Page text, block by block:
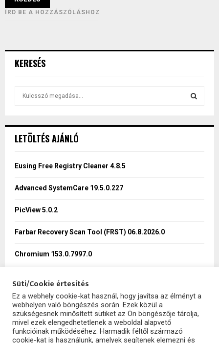
ÍRD BE A HOZZÁSZÓLÁSHOZ
KERESÉS
h
o
LETÖLTÉS AJÁNLÓ
Eusing Free Registry Cleaner 4.8.5
Advanced SystemCare 19.5.0.227
PicView 5.0.2
Farbar Recovery Scan Tool (FRST) 06.8.2026.0
Chromium 153.0.7997.0
SzoftHub
Süti/Cookie értesítés
Ez a webhely cookie-kat használ, hogy javítsa az élményt a
webhelyen való böngészés során. Ezek közül a
szükségesnek minősített sütiket az Ön böngészője tárolja,
mivel ezek elengedhetetlenek a weboldal alapvető
funkcióinak működéséhez. Harmadik féltől származó
cookie-kat is használunk, amelyek segítenek elemezni és